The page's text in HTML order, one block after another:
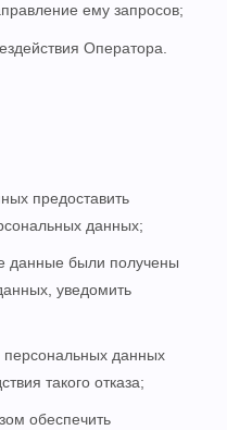
ему запросов;
Оператора.
предоставить
данных;
данные были получены
уведомить
персональных данных
такого отказа;
обеспечить